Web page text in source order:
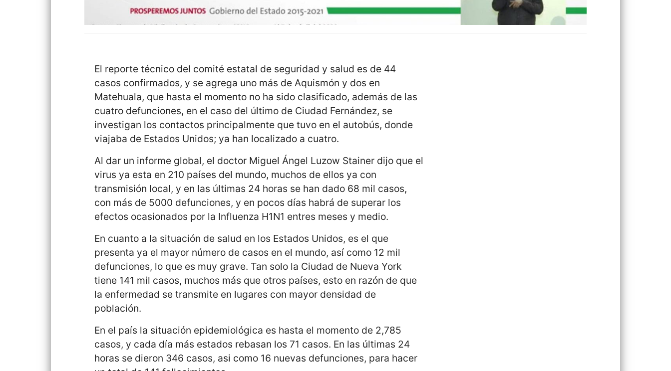
El reporte técnico del comité estatal de seguridad y salud es de 44
casos confirmados, y se agrega uno más de Aquismón y dos en
Matehuala, que hasta el momento no ha sido clasificado, además de las
cuatro defunciones, en el caso del último de Ciudad Fernández, se
investigan los contactos principalmente que tuvo en el autobús, donde
viajaba de Estados Unidos; ya han localizado a cuatro.
Al dar un informe global, el doctor Miguel Ángel Luzow Stainer dijo que el
virus ya esta en 210 países del mundo, muchos de ellos ya con
transmisión local, y en las últimas 24 horas se han dado 68 mil casos,
con más de 5000 defunciones, y en pocos días habrá de superar los
efectos ocasionados por la Influenza H1N1 entres meses y medio.
En cuanto a la situación de salud en los Estados Unidos, es el que
presenta ya el mayor número de casos en el mundo, así como 12 mil
defunciones, lo que es muy grave. Tan solo la Ciudad de Nueva York
tiene 141 mil casos, muchos más que otros países, esto en razón de que
la enfermedad se transmite en lugares con mayor densidad de
población.
En el país la situación epidemiológica es hasta el momento de 2,785
casos, y cada día más estados rebasan los 71 casos. En las últimas 24
horas se dieron 346 casos, asi como 16 nuevas defunciones, para hacer